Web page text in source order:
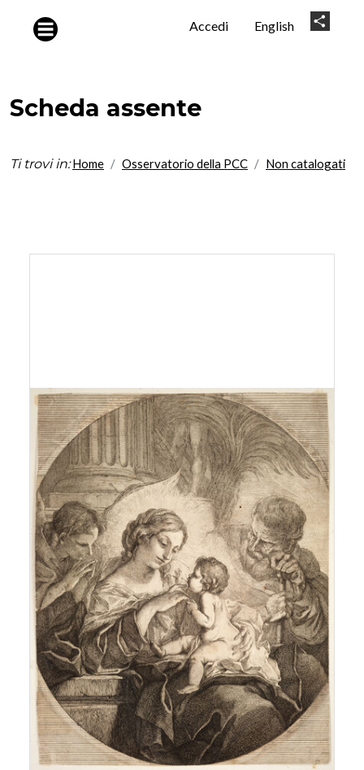
User
Accedi English
Scheda assente
Ti trovi in: Home Osservatorio della PCC Non catalogati